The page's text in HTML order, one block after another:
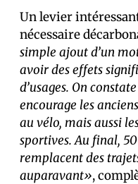
Un levier
nécessaire
simple ajout d’un
avoir des effets
d’usages. On
encourage les
au vélo, mais aussi
sportives. Au final,
remplacent des
auparavant»,